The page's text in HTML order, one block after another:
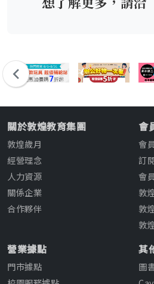
關於敦煌教育集團
敦煌歲月
經營理念
人力資源
關係企業
合作夥伴
會
會
訂
會
敦
敦
敦
營業據點
門市據點
其
圖